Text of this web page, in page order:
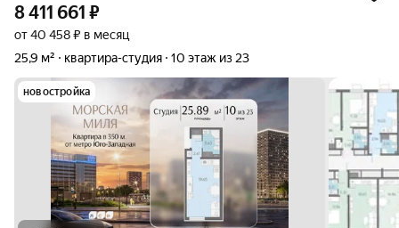
8 411 661 ₽
от 40 458 ₽ в месяц
25,9 м²
квартира-студия 10 этаж из 23
новостройка